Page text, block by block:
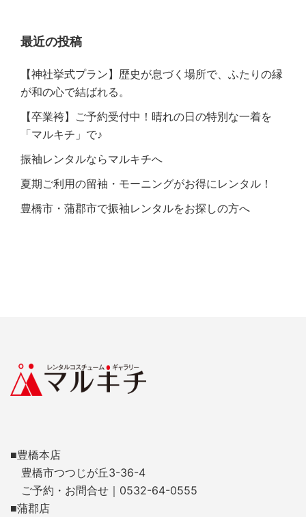
最近の投稿
【神社挙式プラン】歴史が息づく場所で、ふたりの縁
が和の心で結ばれる。
【卒業袴】ご予約受付中！晴れの日の特別な一着を
「マルキチ」で♪
振袖レンタルならマルキチへ
夏期ご利用の留袖・モーニングがお得にレンタル！
豊橋市・蒲郡市で振袖レンタルをお探しの方へ
■豊橋本店
豊橋市つつじが丘3-36-4
ご予約・お問合せ｜0532-64-0555
■蒲郡店